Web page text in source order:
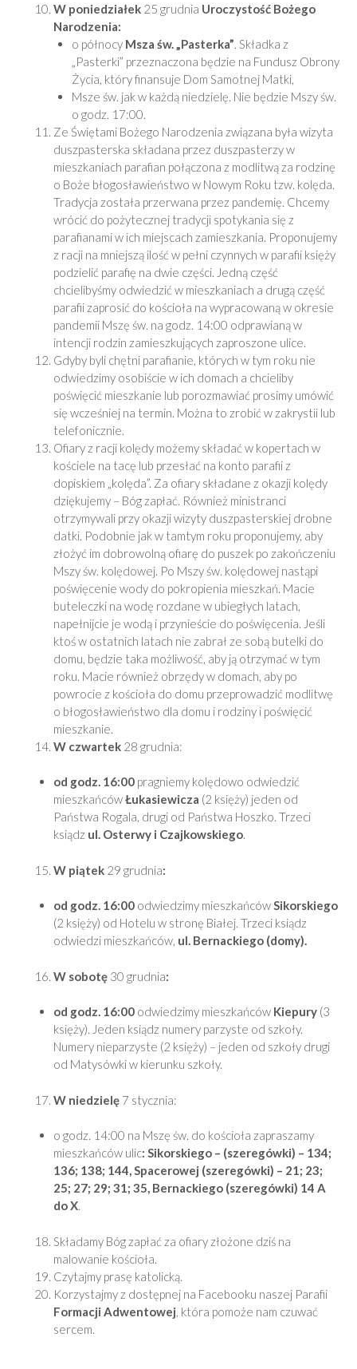
W poniedziałek 25 grudnia Uroczystość Bożego
Narodzenia:
o północy Msza św. „Pasterka” . Składka z
„Pasterki” przeznaczona będzie na Fundusz Obrony
Życia, który finansuje Dom Samotnej Matki,
Msze św. jak w każdą niedzielę. Nie będzie Mszy św.
o godz. 17:00.
Ze Świętami Bożego Narodzenia związana była wizyta
duszpasterska składana przez duszpasterzy w
mieszkaniach parafian połączona z modlitwą za rodzinę
o Boże błogosławieństwo w Nowym Roku tzw. kolęda.
Tradycja została przerwana przez pandemię. Chcemy
wrócić do pożytecznej tradycji spotykania się z
parafianami w ich miejscach zamieszkania. Proponujemy
z racji na mniejszą ilość w pełni czynnych w parafii księży
podzielić parafię na dwie części. Jedną część
chcielibyśmy odwiedzić w mieszkaniach a drugą część
parafii zaprosić do kościoła na wypracowaną w okresie
pandemii Mszę św. na godz. 14:00 odprawianą w
intencji rodzin zamieszkujących zaproszone ulice.
Gdyby byli chętni parafianie, których w tym roku nie
odwiedzimy osobiście w ich domach a chcieliby
poświęcić mieszkanie lub porozmawiać prosimy umówić
się wcześniej na termin. Można to zrobić w zakrystii lub
telefonicznie.
Ofiary z racji kolędy możemy składać w kopertach w
kościele na tacę lub przesłać na konto parafii z
dopiskiem „kolęda”. Za ofiary składane z okazji kolędy
dziękujemy – Bóg zapłać. Również ministranci
otrzymywali przy okazji wizyty duszpasterskiej drobne
datki. Podobnie jak w tamtym roku proponujemy, aby
złożyć im dobrowolną ofiarę do puszek po zakończeniu
Mszy św. kolędowej. Po Mszy św. kolędowej nastąpi
poświęcenie wody do pokropienia mieszkań. Macie
buteleczki na wodę rozdane w ubiegłych latach,
napełnijcie je wodą i przynieście do poświęcenia. Jeśli
ktoś w ostatnich latach nie zabrał ze sobą butelki do
domu, będzie taka możliwość, aby ją otrzymać w tym
roku. Macie również obrzędy w domach, aby po
powrocie z kościoła do domu przeprowadzić modlitwę
o błogosławieństwo dla domu i rodziny i poświęcić
mieszkanie.
W czwartek 28 grudnia:
od godz. 16:00 pragniemy kolędowo odwiedzić
mieszkańcówŁukasiewicza (2 księży) jeden od
Państwa Rogala, drugi od Państwa Hoszko. Trzeci
ksiądz ul. Osterwy i Czajkowskiego.
W piątek 29 grudnia:
od godz. 16:00 odwiedzimy mieszkańcówSikorskiego
(2 księży) od Hotelu w stronę Białej. Trzeci ksiądz
odwiedzi mieszkańców, ul. Bernackiego (domy).
W sobotę 30 grudnia:
od godz. 16:00 odwiedzimy mieszkańców Kiepury (3
księży). Jeden ksiądz numery parzyste od szkoły.
Numery nieparzyste (2 księży) – jeden od szkoły drugi
od Matysówki w kierunku szkoły.
W niedzielę 7 stycznia:
o godz. 14:00 na Mszę św. do kościoła zapraszamy
mieszkańców ulic: Sikorskiego – (szeregówki) – 134;
136; 138; 144, Spacerowej (szeregówki) – 21; 23;
25; 27; 29; 31; 35, Bernackiego (szeregówki) 14 A
do X.
Składamy Bóg zapłać za ofiary złożone dziś na
malowanie kościoła.
Czytajmy prasę katolicką.
Korzystajmy z dostępnej na Facebooku naszej Parafii
Formacji Adwentowej , która pomoże nam czuwać
sercem.